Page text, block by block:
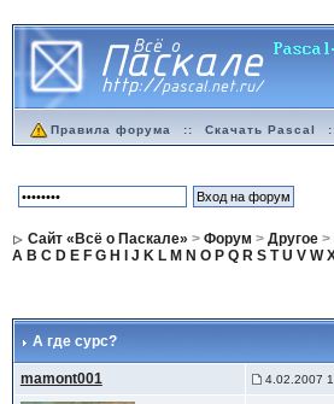
Правила форума :: Скачать Pascal
Сайт «Всё о Паскале» > Форум > Другое>
A B C D E F G H J K L M N O P Q R S T U V W
А где сурс?
mamont001 4.02.2007